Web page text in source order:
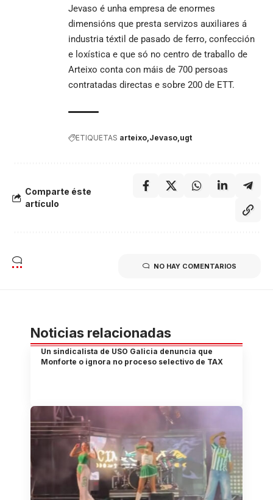
Jevaso é unha empresa de enormes
dimensións que presta servizos auxiliares á
industria téxtil de pasado de ferro, confección
e loxística e que só no centro de traballo de
Arteixo conta con máis de 700 persoas
contratadas directas e sobre 200 de ETT.
ETIQUETAS arteixo Jevaso ugt
Comparte éste
artículo
NO HAY COMENTARIOS
Noticias relacionadas
Un sindicalista de USO Galicia denuncia que
Monforte o ignora no proceso selectivo de TAX